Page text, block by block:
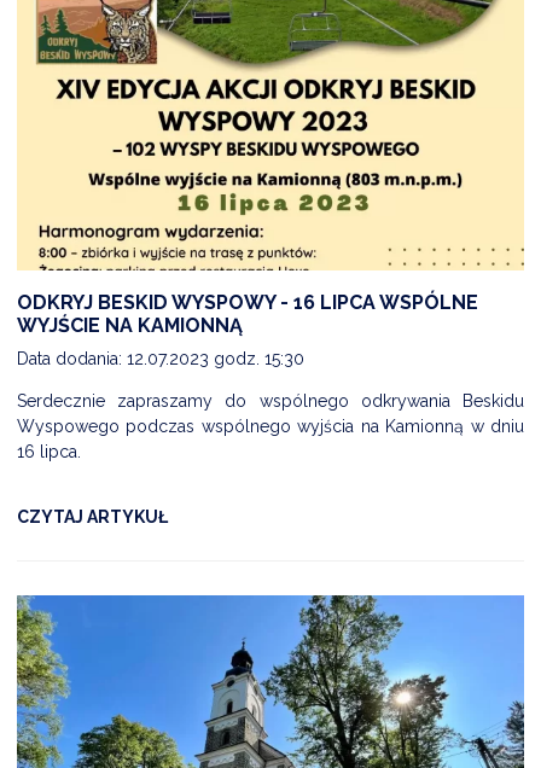
ODKRYJ BESKID WYSPOWY - 16 LIPCA WSPÓLNE
WYJŚCIE NA KAMIONNĄ
Data dodania: 12.07.2023 godz. 15:30
Serdecznie zapraszamy do wspólnego odkrywania Beskidu
Wyspowego podczas wspólnego wyjścia na Kamionną w dniu
16 lipca.
CZYTAJ ARTYKUŁ